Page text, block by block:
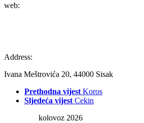
web:
Address:
Ivana Meštrovića 20, 44000 Sisak
Prethodna vijest Koros
Sljedeća vijest Cekin
kolovoz 2026